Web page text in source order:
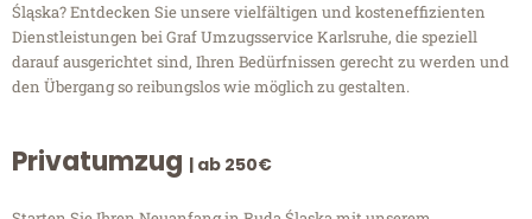
Śląska? Entdecken Sie unsere vielfältigen und kosteneffizienten
Dienstleistungen bei Graf Umzugsservice Karlsruhe, die speziell
darauf ausgerichtet sind, Ihren Bedürfnissen gerecht zu werden und
den Übergang so reibungslos wie möglich zu gestalten.
Privatumzug | ab 250€